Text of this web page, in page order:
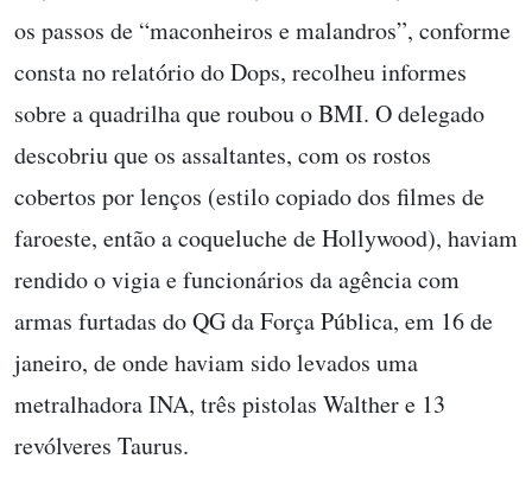
os passos de “maconheiros e malandros”, conforme
consta no relatório do Dops, recolheu informes
sobre a quadrilha que roubou o BMI. O delegado
descobriu que os assaltantes, com os rostos
cobertos por lenços (estilo copiado dos filmes de
faroeste, então a coqueluche de Hollywood), haviam
rendido o vigia e funcionários da agência com
armas furtadas do QG da Força Pública, em 16 de
janeiro, de onde haviam sido levados uma
metralhadora INA, três pistolas Walther e 13
revólveres Taurus.